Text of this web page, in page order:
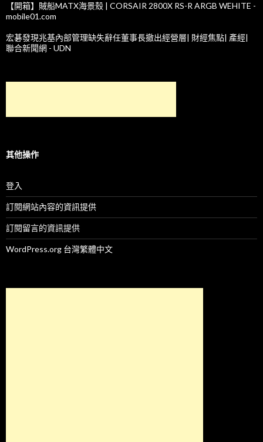
【開箱】賊船MATX海景殼 | CORSAIR 2800X RS-R ARGB WEHITE -
mobile01.com
宏碁發現兆基內部管理缺失辭任董事長撤出經營層| 財經焦點| 產經|
聯合新聞網 - UDN
其他操作
登入
訂閱網站內容的資訊提供
訂閱留言的資訊提供
WordPress.org 台灣繁體中文